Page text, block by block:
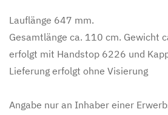
Lauflänge 647 mm.
Gesamtlänge ca. 110 cm. Gewicht
erfolgt mit Handstop 6226 und
Lieferung erfolgt ohne Visierung
Angabe nur an Inhaber einer